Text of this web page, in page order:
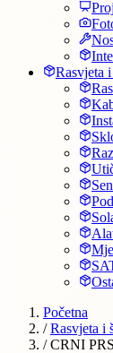
Rasvjeta
Početna
/ Rasvjeta i
/ CRNI